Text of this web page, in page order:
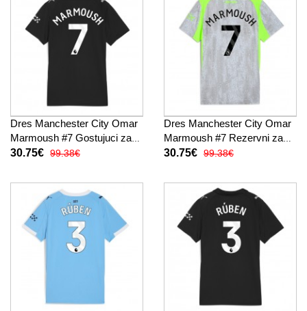
Dres Manchester City Omar
Marmoush #7 Gostujuci za
Žensko 2025-26 Kratak
30.75€ 99.38€
Dres Manchester City Omar
Marmoush #7 Rezervni za
Žensko 2025-26 Kratak
30.75€ 99.38€